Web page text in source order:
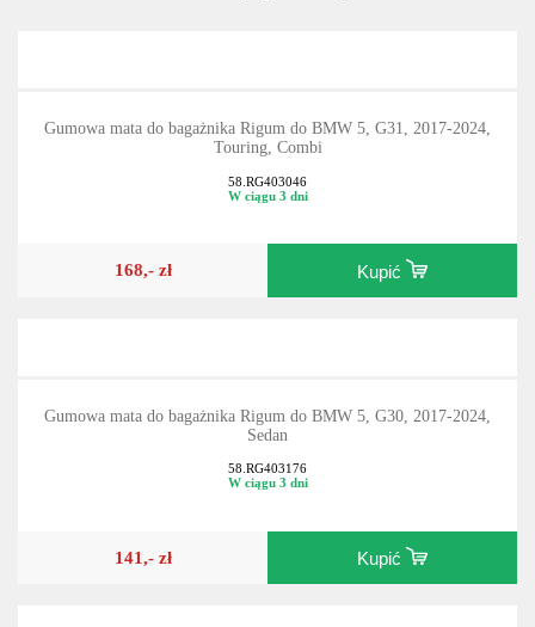
Gumowa mata do bagażnika Rigum do BMW 5, G31, 2017-2024,
Touring, Combi
58.RG403046
W ciągu 3 dni
168,- zł Kupić
Gumowa mata do bagażnika Rigum do BMW 5, G30, 2017-2024,
Sedan
58.RG403176
W ciągu 3 dni
141,- zł Kupić